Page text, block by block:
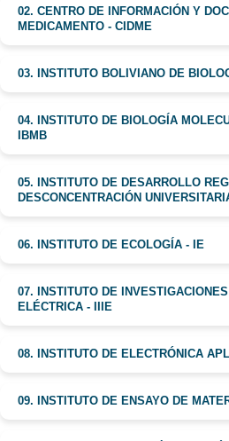
02. CENTRO DE INFORMACIÓN Y
MEDICAMENTO - CIDME
03. INSTITUTO BOLIVIANO DE
04. INSTITUTO DE BIOLOGÍA
IBMB
05. INSTITUTO DE DESARROLLO
DESCONCENTRACIÓN
06. INSTITUTO DE ECOLOGÍA - IE
07. INSTITUTO DE
ELÉCTRICA - IIIE
08. INSTITUTO DE ELECTRÓNICA
09. INSTITUTO DE ENSAYO DE